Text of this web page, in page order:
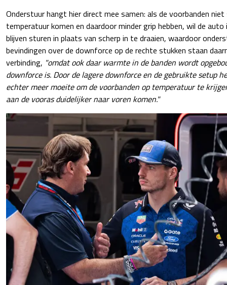
Onderstuur hangt hier direct mee samen: als de voorbanden
temperatuur komen en daardoor minder grip hebben, wil de
blijven sturen in plaats van scherp in te draaien, waardoor
bevindingen over de downforce op de rechte stukken staan
verbinding, "omdat ook daar warmte in de banden wordt
downforce is. Door de lagere downforce en de gebruikte setup
echter meer moeite om de voorbanden op temperatuur te
aan de vooras duidelijker naar voren komen."